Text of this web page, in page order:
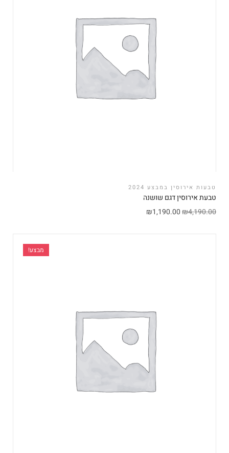
טבעות אירוסין במבצע 2024
טבעת אירוסין דגם שושנה
₪4,190.00
₪1,190.00
מבצע!